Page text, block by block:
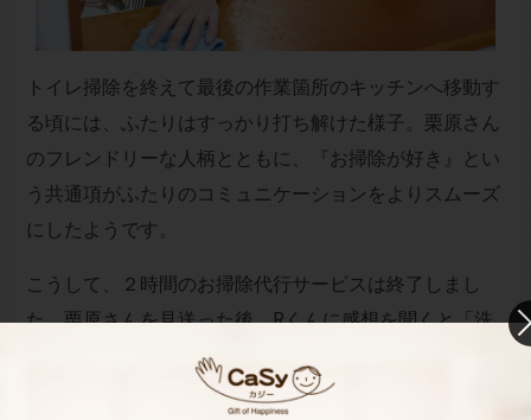
トイレ掃除を終えて最後の作業箇所のキッチンへ移動す
る頃には、ふたりはすっかり打ち解けた様子。栗原さん
のフレンドリーな人柄とともに、『お掃除が好き』とい
う共通項がふたりのコミュニケーションをよりスムーズ
にしたようです。
こうして、２時間のお掃除代行サービスは終了しまし
た。栗原さんを見送った後、Rくんに感想を聞くと「洗
う前に軽く濡らすとか、スポンジの裏面を使うとか、今
までやっていなかったことを教えてもらってよかった。